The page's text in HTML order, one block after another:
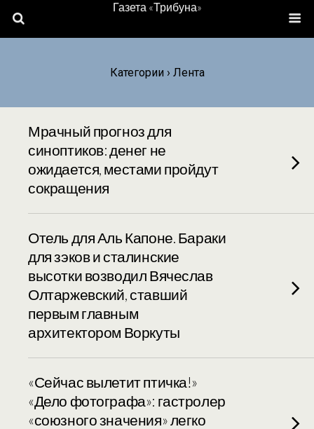
Газета «Трибуна»
Категории › Лента
Мрачный прогноз для
синоптиков: денег не
ожидается, местами пройдут
сокращения
Отель для Аль Капоне. Бараки
для зэков и сталинские
высотки возводил Вячеслав
Олтаржевский, ставший
первым главным
архитектором Воркуты
«Сейчас вылетит птичка!»
«Дело фотографа»: гастролер
«союзного значения» легко